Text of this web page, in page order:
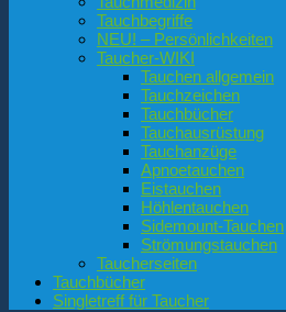
Tauchbegriffe
NEU! – Persönlichkeiten
Taucher-WIKI
Tauchen allgemein
Tauchzeichen
Tauchbücher
Tauchausrüstung
Tauchanzüge
Apnoetauchen
Eistauchen
Höhlentauchen
Sidemount-Tauchen
Strömungstauchen
Taucherseiten
Tauchbücher
Singletreff für Taucher